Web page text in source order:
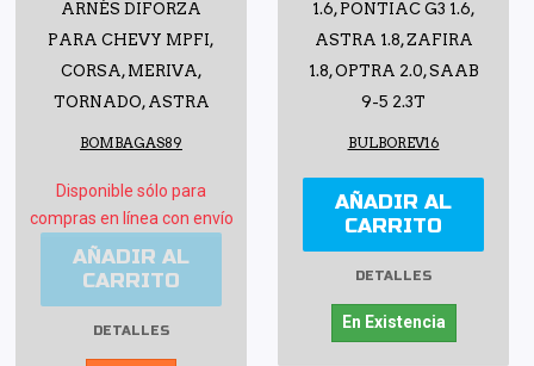
ARNÉS DIFORZA
PARA CHEVY MPFI,
CORSA, MERIVA,
TORNADO, ASTRA
BOMBAGAS89
Disponible sólo para
compras en línea con envío
AÑADIR AL
CARRITO
DETALLES
1.6, PONTIAC G3 1.6,
ASTRA 1.8, ZAFIRA
1.8, OPTRA 2.0, SAAB
9-5 2.3T
BULBOREV16
AÑADIR AL
CARRITO
DETALLES
En Existencia